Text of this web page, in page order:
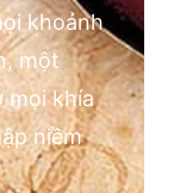
khoảnh
một
mọi khía
niềm